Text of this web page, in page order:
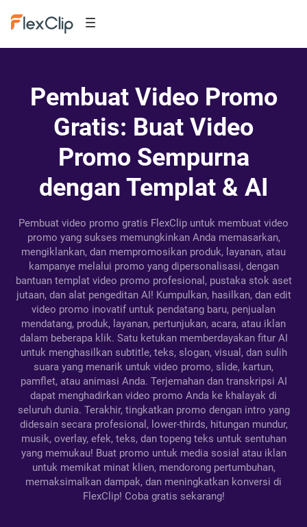
Pembuat Video Promo
Gratis: Buat Video
Promo Sempurna
dengan Templat & AI
Pembuat video promo gratis FlexClip untuk membuat video
promo yang sukses memungkinkan Anda memasarkan,
mengiklankan, dan mempromosikan produk, layanan, atau
kampanye melalui promo yang dipersonalisasi, dengan
bantuan templat video promo profesional, pustaka stok aset
jutaan, dan alat pengeditan AI! Kumpulkan, hasilkan, dan edit
video promo inovatif untuk pendatang baru, penjualan
mendatang, produk, layanan, pertunjukan, acara, atau iklan
dalam beberapa klik. Satu ketukan memberdayakan fitur AI
untuk menghasilkan subtitle, teks, slogan, visual, dan sulih
suara yang menarik untuk video promo, slide, kartun,
pamflet, atau animasi Anda. Terjemahan dan transkripsi AI
dapat menghadirkan video promo Anda ke khalayak di
seluruh dunia. Terakhir, tingkatkan promo dengan intro yang
didesain secara profesional, lower-thirds, hitungan mundur,
musik, overlay, efek, teks, dan topeng teks untuk sentuhan
yang memukau! Buat promo untuk media sosial atau iklan
untuk memikat minat klien, mendorong pertumbuhan,
memaksimalkan dampak, dan meningkatkan konversi di
FlexClip! Coba gratis sekarang!